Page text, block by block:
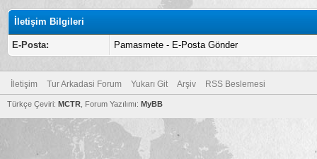
İletişim Bilgileri
E-Posta: Pamasmete - E-Posta Gönder
İletişim Tur Arkadasi Forum Yukarı Git Arşiv RSS Beslemesi
Türkçe Çeviri: MCTR , Forum Yazılımı: MyBB